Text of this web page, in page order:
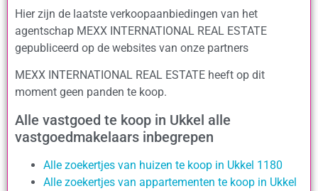
Hier zijn de laatste verkoopaanbiedingen van het
agentschap MEXX INTERNATIONAL REAL ESTATE
gepubliceerd op de websites van onze partners
MEXX INTERNATIONAL REAL ESTATE heeft op dit
moment geen panden te koop.
Alle vastgoed te koop in Ukkel alle
vastgoedmakelaars inbegrepen
Alle zoekertjes van huizen te koop in Ukkel 1180
Alle zoekertjes van appartementen te koop in Ukkel